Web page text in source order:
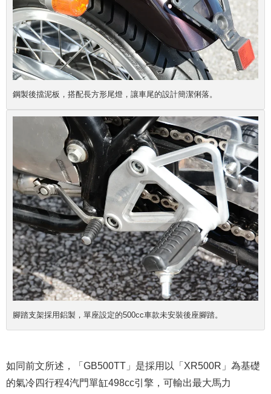
鋼製後擋泥板，搭配長方形尾燈，讓車尾的設計簡潔俐落。
腳踏支架採用鋁製，單座設定的500cc車款未安裝後座腳踏。
如同前文所述，「GB500TT」是採用以「XR500R」為基礎
的氣冷四行程4汽門單缸498cc引擎，可輸出最大馬力